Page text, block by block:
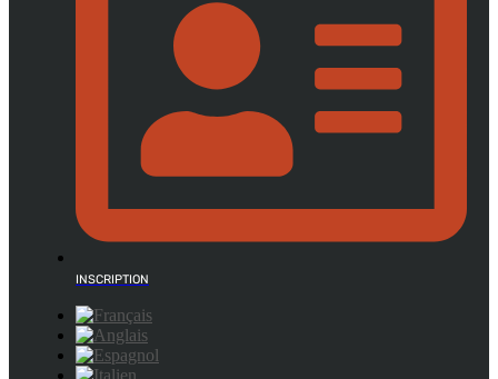
INSCRIPTION